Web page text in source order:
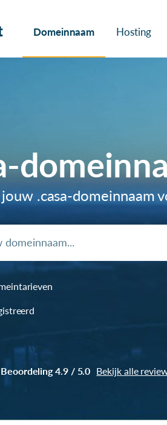
Domeinnaam Hosting
.casa-domeinnaam
Beoordeling 4.9 / 5.0 Bekijk alle